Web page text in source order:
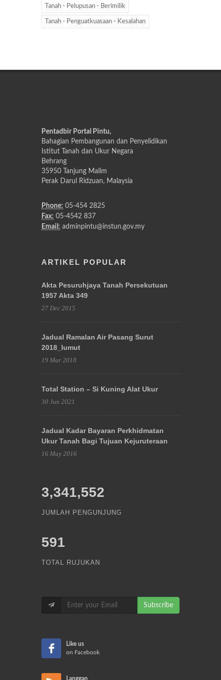
Tanah - Pelupusan - Berimilik
Tanah - Penguatkuasaan - Kesalahan
Pentadbir Portal Pintu,
Bahagian Pembangunan dan Penyelidikan
Istitut Tanah dan Ukur Negara
Behrang
35950 Tanjung Malim
Perak Darul Ridzuan, Malaysia
Phone: 05-454 2825
Fax: 05-4542 837
Email: adminpintu@instun.gov.my
ARTIKEL POPULAR
Akta Pesuruhjaya Tanah Persekutuan
1957 Akta 349
27 Dec 2015
Jadual Ramalan Air Pasang Surut
2018_lumut
19 Mar 2018
Total Station – Si Kuning Alat Ukur
30 Jun 2021
Jadual Kadar Bayaran Perkhidmatan
Ukur Tanah Bagi Tujuan Kejuruteraan
16 May 2016
3,341,552
JUMLAH PENGUNJUNG
591
TOTAL RUJUKAN
Subscribe
Like us
on Facebook
Langgan